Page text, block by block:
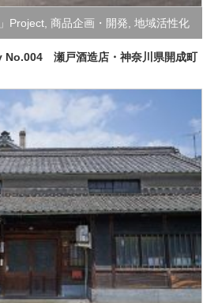
Project 商品企画・開発 地域活性化
瀬戸酒造店・神奈川県開成町